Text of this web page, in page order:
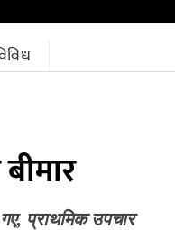
प्राथमिक उपचार